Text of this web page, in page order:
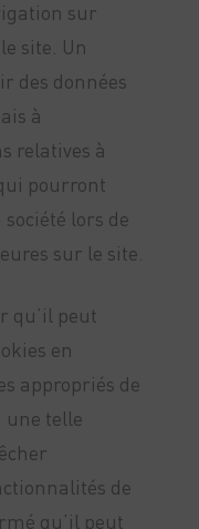
sur
site. Un
des données
à
relatives à
pourront
lors de
sur le site.
qu’il peut
en
appropriés de
une telle
de
qu’il peut